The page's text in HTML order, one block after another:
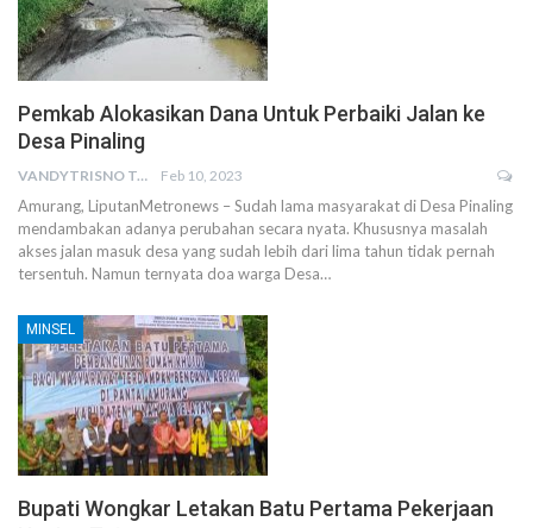
Pemkab Alokasikan Dana Untuk Perbaiki Jalan ke
Desa Pinaling
VANDYTRISNO TALUMEPA Feb 10, 2023
Amurang, LiputanMetronews – Sudah lama masyarakat di Desa Pinaling
mendambakan adanya perubahan secara nyata. Khususnya masalah
akses jalan masuk desa yang sudah lebih dari lima tahun tidak pernah
tersentuh. Namun ternyata doa warga Desa…
MINSEL
Bupati Wongkar Letakan Batu Pertama Pekerjaan